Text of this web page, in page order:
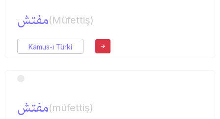
مفتش(Müfettiş)
Kamus-ı Türki
مفتش(müfettiş)